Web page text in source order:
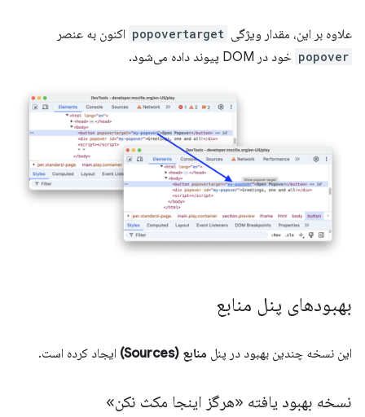
علاوه بر این، مقدار ویژگی popovertarget اکنون به عنصر
popover خود در DOM پیوند داده می‌شود.
بهبودهای پنل منابع
این نسخه چندین بهبود در پنل منابع (Sources) ایجاد کرده است.
نسخه بهبود یافته «هرگز اینجا مکث نکن»